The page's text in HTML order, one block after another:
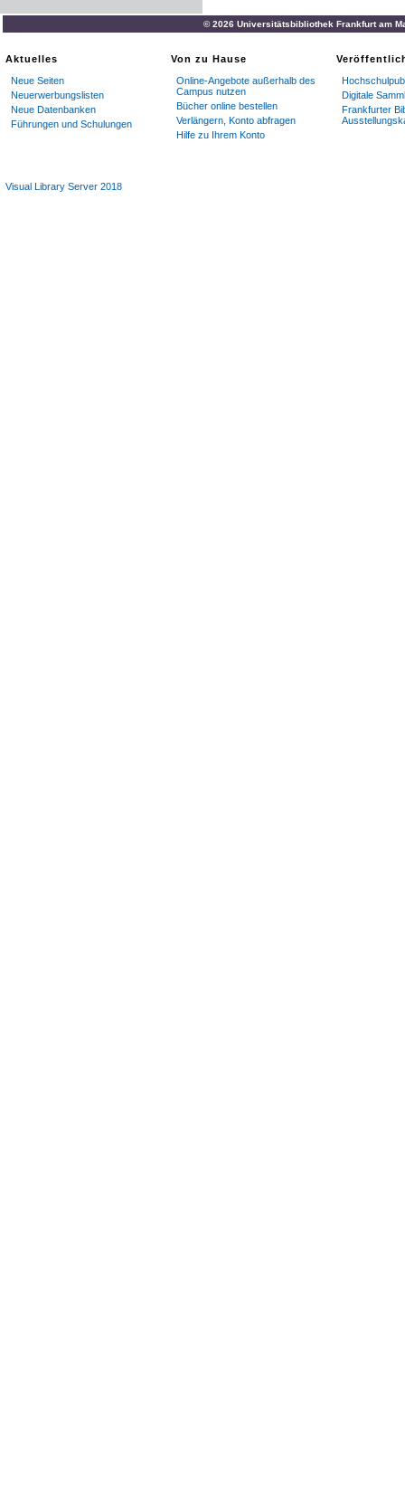
© 2026 Universitätsbibliothek Frankfurt am
Aktuelles
Neue Seiten
Neuerwerbungslisten
Neue Datenbanken
Führungen und Schulungen
Von zu Hause
Online-Angebote außerhalb des
Campus nutzen
Bücher online bestellen
Verlängern, Konto abfragen
Hilfe zu Ihrem Konto
Digitale
Frankfurter
Visual Library Server 2018